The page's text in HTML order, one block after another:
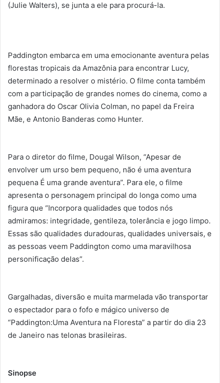
(Julie Walters), se junta a ele para procurá-la.
Paddington embarca em uma emocionante aventura pelas
florestas tropicais da Amazônia para encontrar Lucy,
determinado a resolver o mistério. O filme conta também
com a participação de grandes nomes do cinema, como a
ganhadora do Oscar Olivia Colman, no papel da Freira
Mãe, e Antonio Banderas como Hunter.
Para o diretor do filme, Dougal Wilson, “Apesar de
envolver um urso bem pequeno, não é uma aventura
pequena É uma grande aventura”. Para ele, o filme
apresenta o personagem principal do longa como uma
figura que “Incorpora qualidades que todos nós
admiramos: integridade, gentileza, tolerância e jogo limpo.
Essas são qualidades duradouras, qualidades universais, e
as pessoas veem Paddington como uma maravilhosa
personificação delas”.
Gargalhadas, diversão e muita marmelada vão transportar
o espectador para o fofo e mágico universo de
“Paddington:Uma Aventura na Floresta” a partir do dia 23
de Janeiro nas telonas brasileiras.
Sinopse